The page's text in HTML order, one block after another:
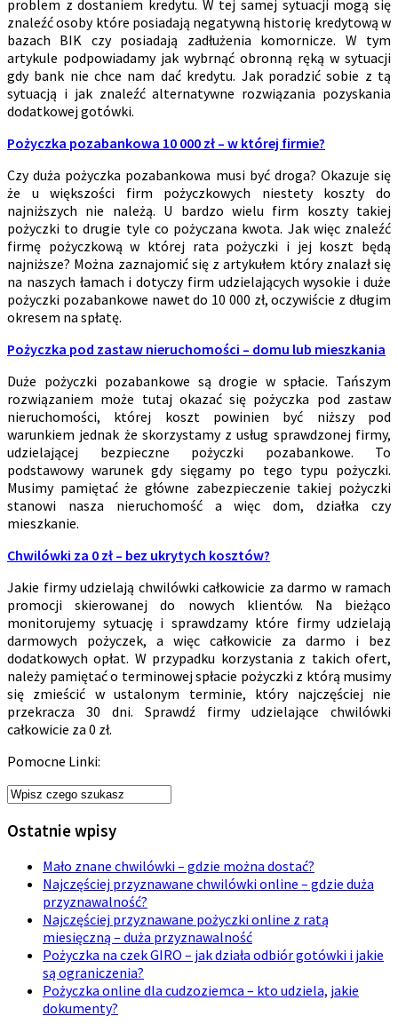
problem z dostaniem kredytu. W tej samej sytuacji mogą się
znaleźć osoby które posiadają negatywną historię kredytową w
bazach BIK czy posiadają zadłużenia komornicze. W tym
artykule podpowiadamy jak wybrnąć obronną ręką w sytuacji
gdy bank nie chce nam dać kredytu. Jak poradzić sobie z tą
sytuacją i jak znaleźć alternatywne rozwiązania pozyskania
dodatkowej gotówki.
Pożyczka pozabankowa 10 000 zł – w której firmie?
Czy duża pożyczka pozabankowa musi być droga? Okazuje się
że u większości firm pożyczkowych niestety koszty do
najniższych nie należą. U bardzo wielu firm koszty takiej
pożyczki to drugie tyle co pożyczana kwota. Jak więc znaleźć
firmę pożyczkową w której rata pożyczki i jej koszt będą
najniższe? Można zaznajomić się z artykułem który znalazł się
na naszych łamach i dotyczy firm udzielających wysokie i duże
pożyczki pozabankowe nawet do 10 000 zł, oczywiście z długim
okresem na spłatę.
Pożyczka pod zastaw nieruchomości – domu lub mieszkania
Duże pożyczki pozabankowe są drogie w spłacie. Tańszym
rozwiązaniem może tutaj okazać się pożyczka pod zastaw
nieruchomości, której koszt powinien być niższy pod
warunkiem jednak że skorzystamy z usług sprawdzonej firmy,
udzielającej bezpieczne pożyczki pozabankowe. To
podstawowy warunek gdy sięgamy po tego typu pożyczki.
Musimy pamiętać że główne zabezpieczenie takiej pożyczki
stanowi nasza nieruchomość a więc dom, działka czy
mieszkanie.
Chwilówki za 0 zł – bez ukrytych kosztów?
Jakie firmy udzielają chwilówki całkowicie za darmo w ramach
promocji skierowanej do nowych klientów. Na bieżąco
monitorujemy sytuację i sprawdzamy które firmy udzielają
darmowych pożyczek, a więc całkowicie za darmo i bez
dodatkowych opłat. W przypadku korzystania z takich ofert,
należy pamiętać o terminowej spłacie pożyczki z którą musimy
się zmieścić w ustalonym terminie, który najczęściej nie
przekracza 30 dni. Sprawdź firmy udzielające chwilówki
całkowicie za 0 zł.
Pomocne Linki:
Ostatnie wpisy
Mało znane chwilówki – gdzie można dostać?
Najczęściej przyznawane chwilówki online – gdzie duża
przyznawalność?
Najczęściej przyznawane pożyczki online z ratą
miesięczną – duża przyznawalność
Pożyczka na czek GIRO – jak działa odbiór gotówki i jakie
są ograniczenia?
Pożyczka online dla cudzoziemca – kto udziela, jakie
dokumenty?